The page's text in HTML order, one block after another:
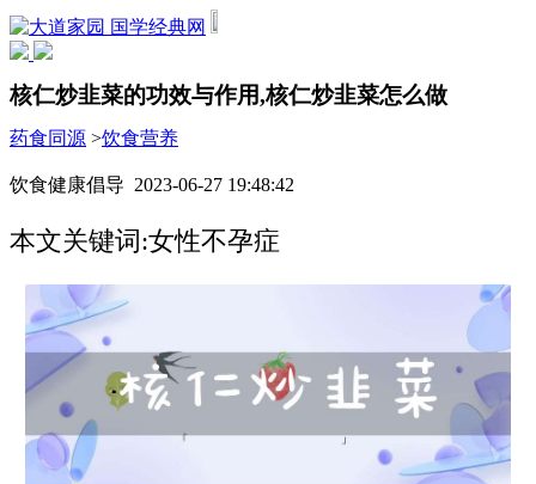
国学经典网
核仁炒韭菜的功效与作用,核仁炒韭菜怎么做
药食同源 >饮食营养
饮食健康倡导 2023-06-27 19:48:42
本文关键词:女性不孕症